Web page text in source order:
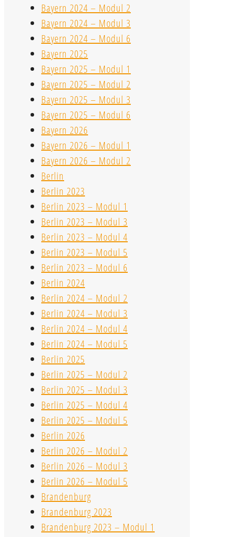
Bayern 2024 – Modul 2
Bayern 2024 – Modul 3
Bayern 2024 – Modul 6
Bayern 2025
Bayern 2025 – Modul 1
Bayern 2025 – Modul 2
Bayern 2025 – Modul 3
Bayern 2025 – Modul 6
Bayern 2026
Bayern 2026 – Modul 1
Bayern 2026 – Modul 2
Berlin
Berlin 2023
Berlin 2023 – Modul 1
Berlin 2023 – Modul 3
Berlin 2023 – Modul 4
Berlin 2023 – Modul 5
Berlin 2023 – Modul 6
Berlin 2024
Berlin 2024 – Modul 2
Berlin 2024 – Modul 3
Berlin 2024 – Modul 4
Berlin 2024 – Modul 5
Berlin 2025
Berlin 2025 – Modul 2
Berlin 2025 – Modul 3
Berlin 2025 – Modul 4
Berlin 2025 – Modul 5
Berlin 2026
Berlin 2026 – Modul 2
Berlin 2026 – Modul 3
Berlin 2026 – Modul 5
Brandenburg
Brandenburg 2023
Brandenburg 2023 – Modul 1